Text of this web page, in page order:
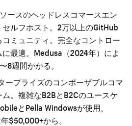
ースのヘッドレスコマースエン
ルフホスト。2万以上のGitHub
ミュニティ。完全なコントロー
最適。Medusa（2024年）によ
8週間かかる。
ープライズのコンポーザブルコマ
。複雑なB2BとB2Cのユースケ
とPella Windowsが使用。
$50,000+から。